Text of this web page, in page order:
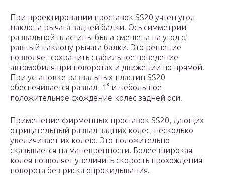
При проектировании проставок SS20 учтен угол
наклона рычага задней балки. Ось симметрии
развальной пластины была смещена на угол α’
равный наклону рычага балки. Это решение
позволяет сохранить стабильное поведение
автомобиля при поворотах и движении по прямой.
При установке развальных пластин SS20
обеспечивается развал -1° и небольшое
положительное схождение колес задней оси.
Применение фирменных проставок SS20, дающих
отрицательный развал задних колес, несколько
увеличивает их колею. Это положительно
сказывается на маневренности. Более широкая
колея позволяет увеличить скорость прохождения
поворота без риска опрокидывания.